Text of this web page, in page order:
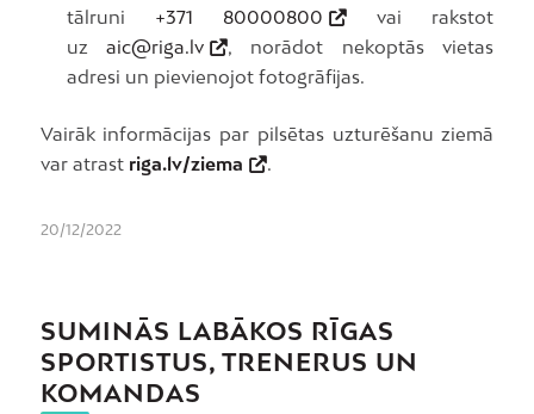
tālruni +371 80000800
vai rakstot
uzaic@riga.lv
, norādot nekoptās vietas
adresi un pievienojot fotogrāfijas.
Vairāk informācijas par pilsētas uzturēšanu ziemā
var atrast riga.lv/ziema .
20/12/2022
SUMINĀS LABĀKOS RĪGAS
SPORTISTUS, TRENERUS UN
KOMANDAS